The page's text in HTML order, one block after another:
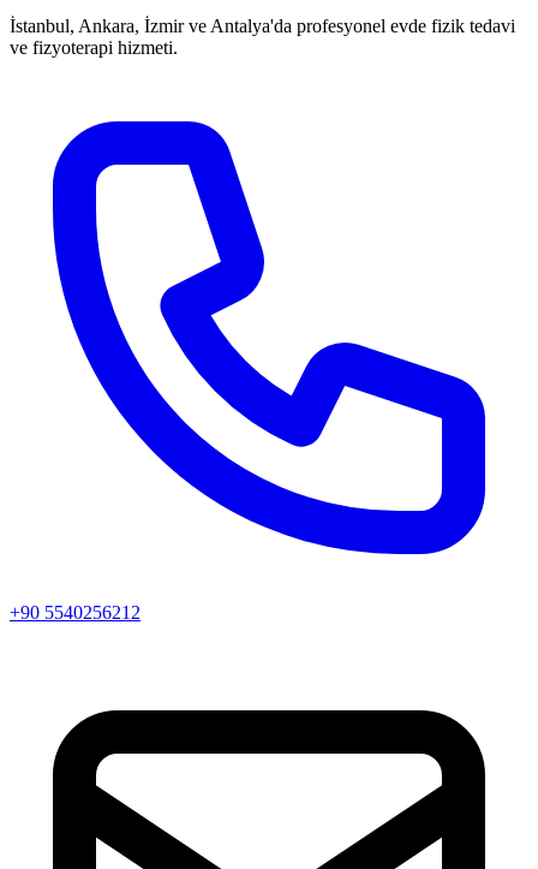
İstanbul, Ankara, İzmir ve Antalya'da profesyonel evde fizik tedavi
ve fizyoterapi hizmeti.
+90 5540256212